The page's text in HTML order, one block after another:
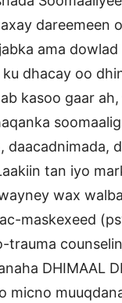
dareemeen
ama dowlad
dhacay oo
kasoo gaar
tan iyo
wax
maskexeed
trauma
DHIMAAL
micno